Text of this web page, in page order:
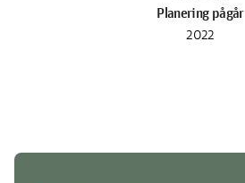
Planering pågår
2022